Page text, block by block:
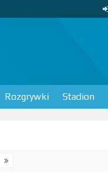
Rozgrywki Stadion